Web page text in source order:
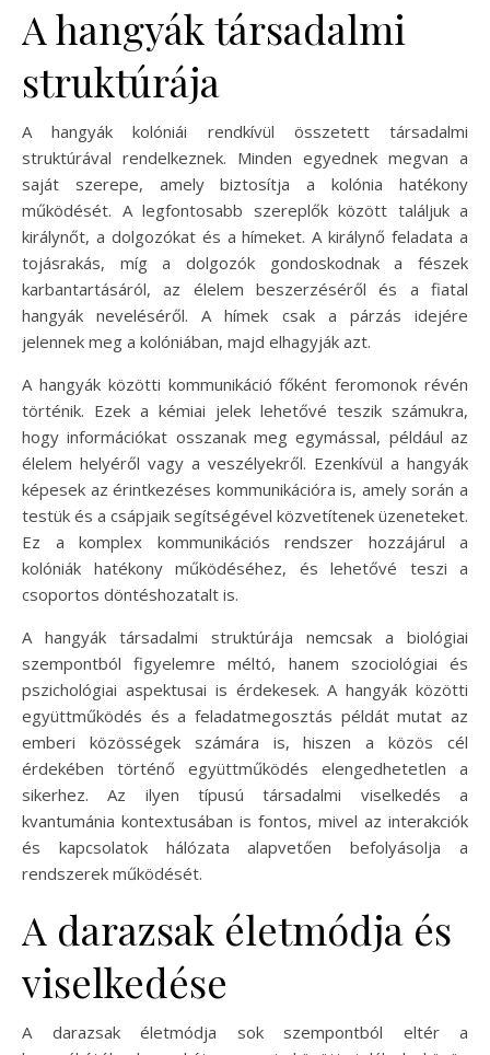
A hangyák társadalmi
struktúrája
A hangyák kolóniái rendkívül összetett társadalmi
struktúrával rendelkeznek. Minden egyednek megvan a
saját szerepe, amely biztosítja a kolónia hatékony
működését. A legfontosabb szereplők között találjuk a
királynőt, a dolgozókat és a hímeket. A királynő feladata a
tojásrakás, míg a dolgozók gondoskodnak a fészek
karbantartásáról, az élelem beszerzéséről és a fiatal
hangyák neveléséről. A hímek csak a párzás idejére
jelennek meg a kolóniában, majd elhagyják azt.
A hangyák közötti kommunikáció főként feromonok révén
történik. Ezek a kémiai jelek lehetővé teszik számukra,
hogy információkat osszanak meg egymással, például az
élelem helyéről vagy a veszélyekről. Ezenkívül a hangyák
képesek az érintkezéses kommunikációra is, amely során a
testük és a csápjaik segítségével közvetítenek üzeneteket.
Ez a komplex kommunikációs rendszer hozzájárul a
kolóniák hatékony működéséhez, és lehetővé teszi a
csoportos döntéshozatalt is.
A hangyák társadalmi struktúrája nemcsak a biológiai
szempontból figyelemre méltó, hanem szociológiai és
pszichológiai aspektusai is érdekesek. A hangyák közötti
együttműködés és a feladatmegosztás példát mutat az
emberi közösségek számára is, hiszen a közös cél
érdekében történő együttműködés elengedhetetlen a
sikerhez. Az ilyen típusú társadalmi viselkedés a
kvantumánia kontextusában is fontos, mivel az interakciók
és kapcsolatok hálózata alapvetően befolyásolja a
rendszerek működését.
A darazsak életmódja és
viselkedése
A darazsak életmódja sok szempontból eltér a